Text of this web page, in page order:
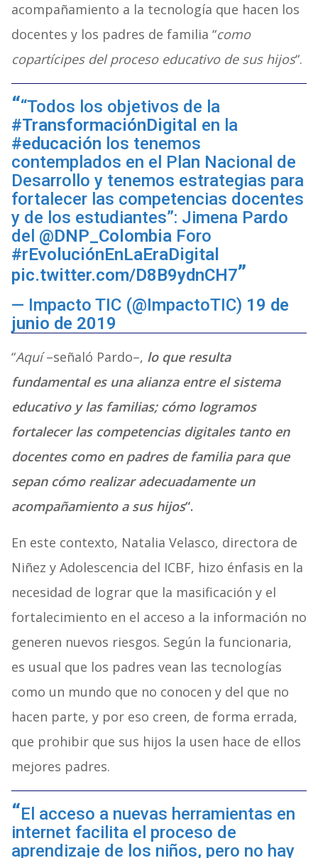
acompañamiento a la tecnología que hacen los
docentes y los padres de familia “como
copartícipes del proceso educativo de sus hijos“.
“Todos los objetivos de la
#TransformaciónDigital en la
#educación los tenemos
contemplados en el Plan Nacional de
Desarrollo y tenemos estrategias para
fortalecer las competencias docentes
y de los estudiantes”: Jimena Pardo
del @DNP_ColombiaForo
#rEvoluciónEnLaEraDigital
pic.twitter.com/D8B9ydnCH7
— Impacto TIC (@ImpactoTIC) 19 de
junio de 2019
“Aquí–señaló Pardo–, lo que resulta
fundamental es una alianza entre el sistema
educativo y las familias; cómo logramos
fortalecer las competencias digitales tanto en
docentes como en padres de familia para que
sepan cómo realizar adecuadamente un
acompañamiento a sus hijos“.
En este contexto, Natalia Velasco, directora de
Niñez y Adolescencia del ICBF, hizo énfasis en la
necesidad de lograr que la masificación y el
fortalecimiento en el acceso a la información no
generen nuevos riesgos. Según la funcionaria,
es usual que los padres vean las tecnologías
como un mundo que no conocen y del que no
hacen parte, y por eso creen, de forma errada,
que prohibir que sus hijos la usen hace de ellos
mejores padres.
El acceso a nuevas herramientas en
internet facilita el proceso de
aprendizaje de los niños, pero no hay